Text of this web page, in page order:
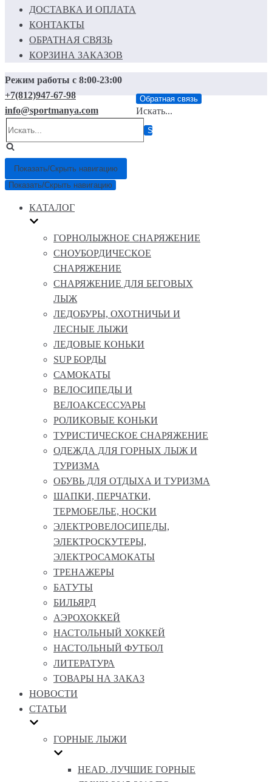
ДОСТАВКА И ОПЛАТА
КОНТАКТЫ
ОБРАТНАЯ СВЯЗЬ
КОРЗИНА ЗАКАЗОВ
Режим работы с 8:00-23:00
+7(812)947-67-98
info@sportmanya.com
Обратная связь
Искать...
Показать/Скрыть навигацию
Показать/Скрыть навигацию
КАТАЛОГ
ГОРНОЛЫЖНОЕ СНАРЯЖЕНИЕ
СНОУБОРДИЧЕСКОЕ
СНАРЯЖЕНИЕ
СНАРЯЖЕНИЕ ДЛЯ БЕГОВЫХ
ЛЫЖ
ЛЕДОБУРЫ, ОХОТНИЧЬИ И
ЛЕСНЫЕ ЛЫЖИ
ЛЕДОВЫЕ КОНЬКИ
SUP БОРДЫ
САМОКАТЫ
ВЕЛОСИПЕДЫ И
ВЕЛОАКСЕССУАРЫ
РОЛИКОВЫЕ КОНЬКИ
ТУРИСТИЧЕСКОЕ СНАРЯЖЕНИЕ
ОДЕЖДА ДЛЯ ГОРНЫХ ЛЫЖ И
ТУРИЗМА
ОБУВЬ ДЛЯ ОТДЫХА И ТУРИЗМА
ШАПКИ, ПЕРЧАТКИ,
ТЕРМОБЕЛЬЕ, НОСКИ
ЭЛЕКТРОВЕЛОСИПЕДЫ,
ЭЛЕКТРОСКУТЕРЫ,
ЭЛЕКТРОСАМОКАТЫ
ТРЕНАЖЕРЫ
БАТУТЫ
БИЛЬЯРД
АЭРОХОККЕЙ
НАСТОЛЬНЫЙ ХОККЕЙ
НАСТОЛЬНЫЙ ФУТБОЛ
ЛИТЕРАТУРА
ТОВАРЫ НА ЗАКАЗ
НОВОСТИ
СТАТЬИ
ГОРНЫЕ ЛЫЖИ
HEAD. ЛУЧШИЕ ГОРНЫЕ